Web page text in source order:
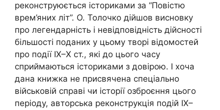
реконструюється істориками за “Повістю
врем’яних літ”. О. Толочко дійшов висновку
про легендарність і невідповідність дійсності
більшості поданих у цьому творі відомостей
про події ІХ–Х ст., які до цього часу
сприймаються істориками з довірою. І хоча
дана книжка не присвячена спеціально
військовій справі чи історії озброєння цього
періоду, авторська реконструкція подій ІХ–